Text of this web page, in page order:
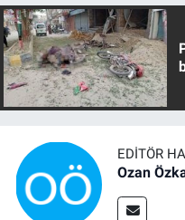
EDITÖR
Ozan